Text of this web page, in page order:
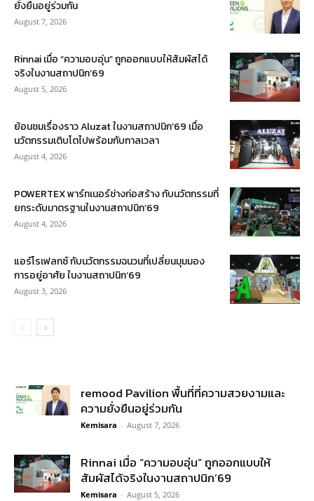
ยั่งยืนอยู่ร่วมกัน
August 7, 2026
Rinnai เมื่อ “ความอบอุ่น” ถูกออกแบบให้สัมผัสได้
จริงในงานสถาปนิก’69
August 5, 2026
ย้อนชมเรื่องราว Aluzat ในงานสถาปนิก’69 เมื่อ
นวัตกรรมเติบโตไปพร้อมกับกาลเวลา
August 4, 2026
POWERTEX พาร์ทเนอร์ช่างก่อสร้าง กับนวัตกรรมที่
ยกระดับมาตรฐานในงานสถาปนิก’69
August 4, 2026
แอร์โรเฟลกซ์ กับนวัตกรรมฉนวนที่เปลี่ยนมุมมอง
การอยู่อาศัย ในงานสถาปนิก’69
August 3, 2026
remood Pavilion พื้นที่ที่ความสวยงามและ
ความยั่งยืนอยู่ร่วมกัน
Kemisara - August 7, 2026
Rinnai เมื่อ “ความอบอุ่น” ถูกออกแบบให้
สัมผัสได้จริงในงานสถาปนิก’69
Kemisara - August 5, 2026